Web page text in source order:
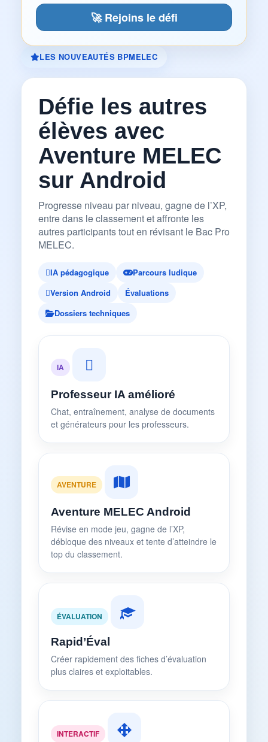
🚀 Rejoins le défi
LES NOUVEAUTÉS BPMELEC
Défie les autres
élèves avec
Aventure MELEC
sur Android
Progresse niveau par niveau, gagne de l’XP,
entre dans le classement et affronte les
autres participants tout en révisant le Bac Pro
MELEC.
IA pédagogique
Parcours ludique
Version Android
Évaluations
Dossiers techniques
IA
Professeur IA amélioré
Chat, entraînement, analyse de documents
et générateurs pour les professeurs.
AVENTURE
Aventure MELEC Android
Révise en mode jeu, gagne de l’XP,
débloque des niveaux et tente d’atteindre le
top du classement.
ÉVALUATION
Rapid’Éval
Créer rapidement des fiches d’évaluation
plus claires et exploitables.
INTERACTIF